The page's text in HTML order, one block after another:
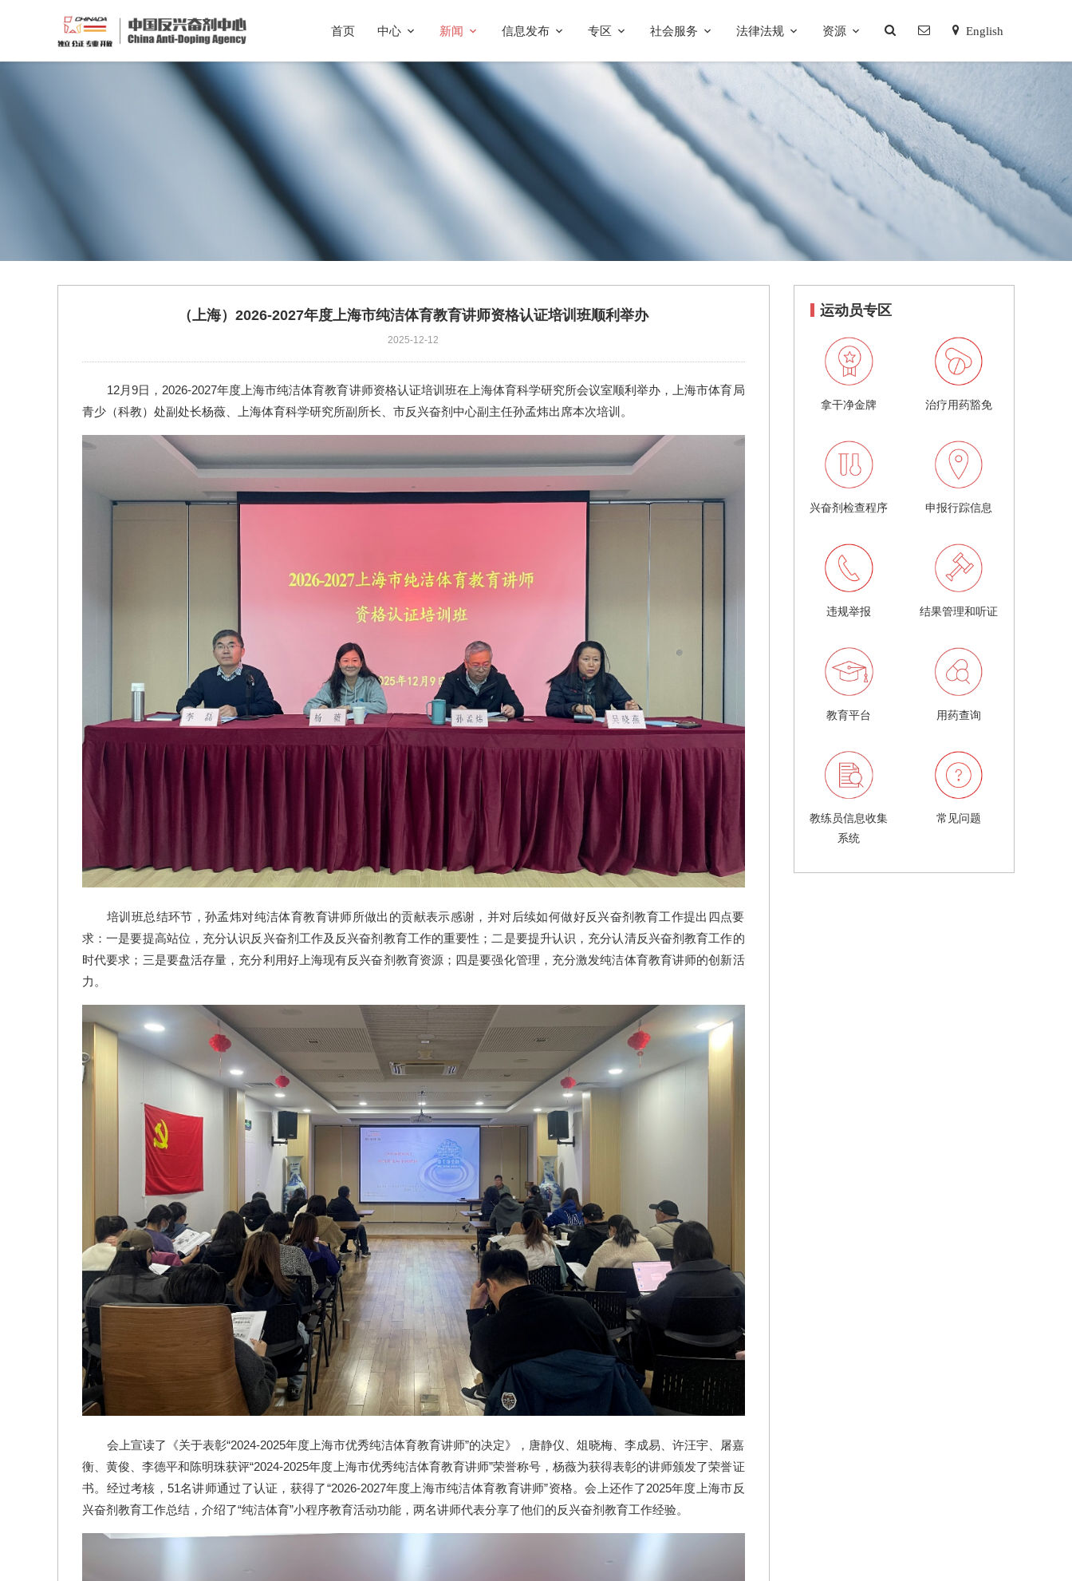
首页 中心 新闻 信息发布 专区 社会服务 法律法规 资源 English
（上海）2026-2027年度上海市纯洁体育教育讲师资格认证培训班顺利举办
2025-12-12
12月9日，2026-2027年度上海市纯洁体育教育讲师资格认证培训班在上海体育科学研究所会议室顺利举办，上海市体育局
青少（科教）处副处长杨薇、上海体育科学研究所副所长、市反兴奋剂中心副主任孙孟炜出席本次培训。
培训班总结环节，孙孟炜对纯洁体育教育讲师所做出的贡献表示感谢，并对后续如何做好反兴奋剂教育工作提出四点要
求：一是要提高站位，充分认识反兴奋剂工作及反兴奋剂教育工作的重要性；二是要提升认识，充分认清反兴奋剂教育工作的
时代要求；三是要盘活存量，充分利用好上海现有反兴奋剂教育资源；四是要强化管理，充分激发纯洁体育教育讲师的创新活
力。
会上宣读了《关于表彰“2024-2025年度上海市优秀纯洁体育教育讲师”的决定》，唐静仪、俎晓梅、李成易、许汪宇、屠嘉
衡、黄俊、李德平和陈明珠获评“2024-2025年度上海市优秀纯洁体育教育讲师”荣誉称号，杨薇为获得表彰的讲师颁发了荣誉证
书。经过考核，51名讲师通过了认证，获得了“2026-2027年度上海市纯洁体育教育讲师”资格。会上还作了2025年度上海市反
兴奋剂教育工作总结，介绍了“纯洁体育”小程序教育活动功能，两名讲师代表分享了他们的反兴奋剂教育工作经验。
运动员专区
拿干净金牌 治疗用药豁免
兴奋剂检查程序 申报行踪信息
违规举报 结果管理和听证
教育平台 用药查询
教练员信息收集
系统
常见问题